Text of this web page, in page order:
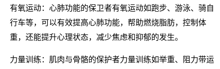
有氧运动：心肺功能的保卫者有氧运动如跑步、游泳、骑自
行车等，可以有效提高心肺功能，帮助燃烧脂肪，控制体
重，还能提升心理状态，减少焦虑和抑郁的发生。
力量训练：肌肉与骨骼的保护者力量训练如举重、阻力带运